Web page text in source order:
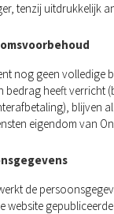
tenzij uitdrukkelijk
nog geen volledige
bedrag heeft verricht
blijven
eigendom van
de
website